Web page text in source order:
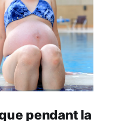
pendant la